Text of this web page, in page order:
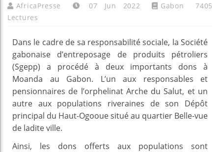
AfricaPresse 07 Jun 2022 Gabon
7405
Lectures
Dans le cadre de sa responsabilité sociale, la Société
gabonaise d’entreposage de produits pétroliers
(Sgepp) a procédé à deux importants dons à
Moanda au Gabon. L’un aux responsables et
pensionnaires de l’orphelinat Arche du Salut, et un
autre aux populations riveraines de son Dépôt
principal du Haut-Ogooue situé au quartier Belle-vue
de ladite ville.
Ainsi, les dons offerts aux populations sont